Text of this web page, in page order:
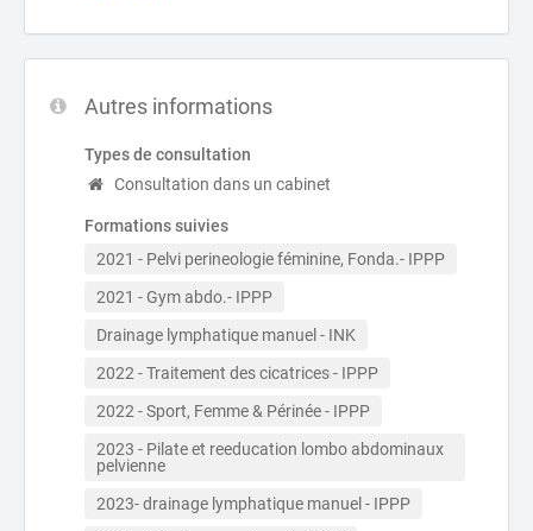
Autres informations
Types de consultation
Consultation dans un cabinet
Formations suivies
2021 - Pelvi perineologie féminine, Fonda.- IPPP
2021 - Gym abdo.- IPPP
Drainage lymphatique manuel - INK
2022 - Traitement des cicatrices - IPPP
2022 - Sport, Femme & Périnée - IPPP
2023 - Pilate et reeducation lombo abdominaux
pelvienne
2023- drainage lymphatique manuel - IPPP